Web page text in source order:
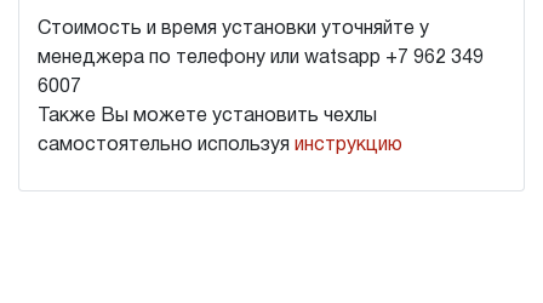
Стоимость и время установки уточняйте у
менеджера по телефону или watsapp +7 962 349
6007
Также Вы можете установить чехлы
самостоятельно используя инструкцию